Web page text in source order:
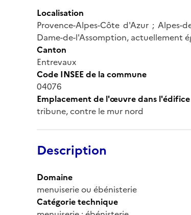
Localisation
Provence-Alpes-Côte d'Azur ; Alpes-
Dame-de-l'Assomption, actuellement
Canton
Entrevaux
Code INSEE de la commune
04076
Emplacement de l'œuvre dans l'édifice
tribune, contre le mur nord
Description
Domaine
menuiserie ou ébénisterie
Catégorie technique